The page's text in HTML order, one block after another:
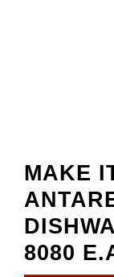
MAKE
8080